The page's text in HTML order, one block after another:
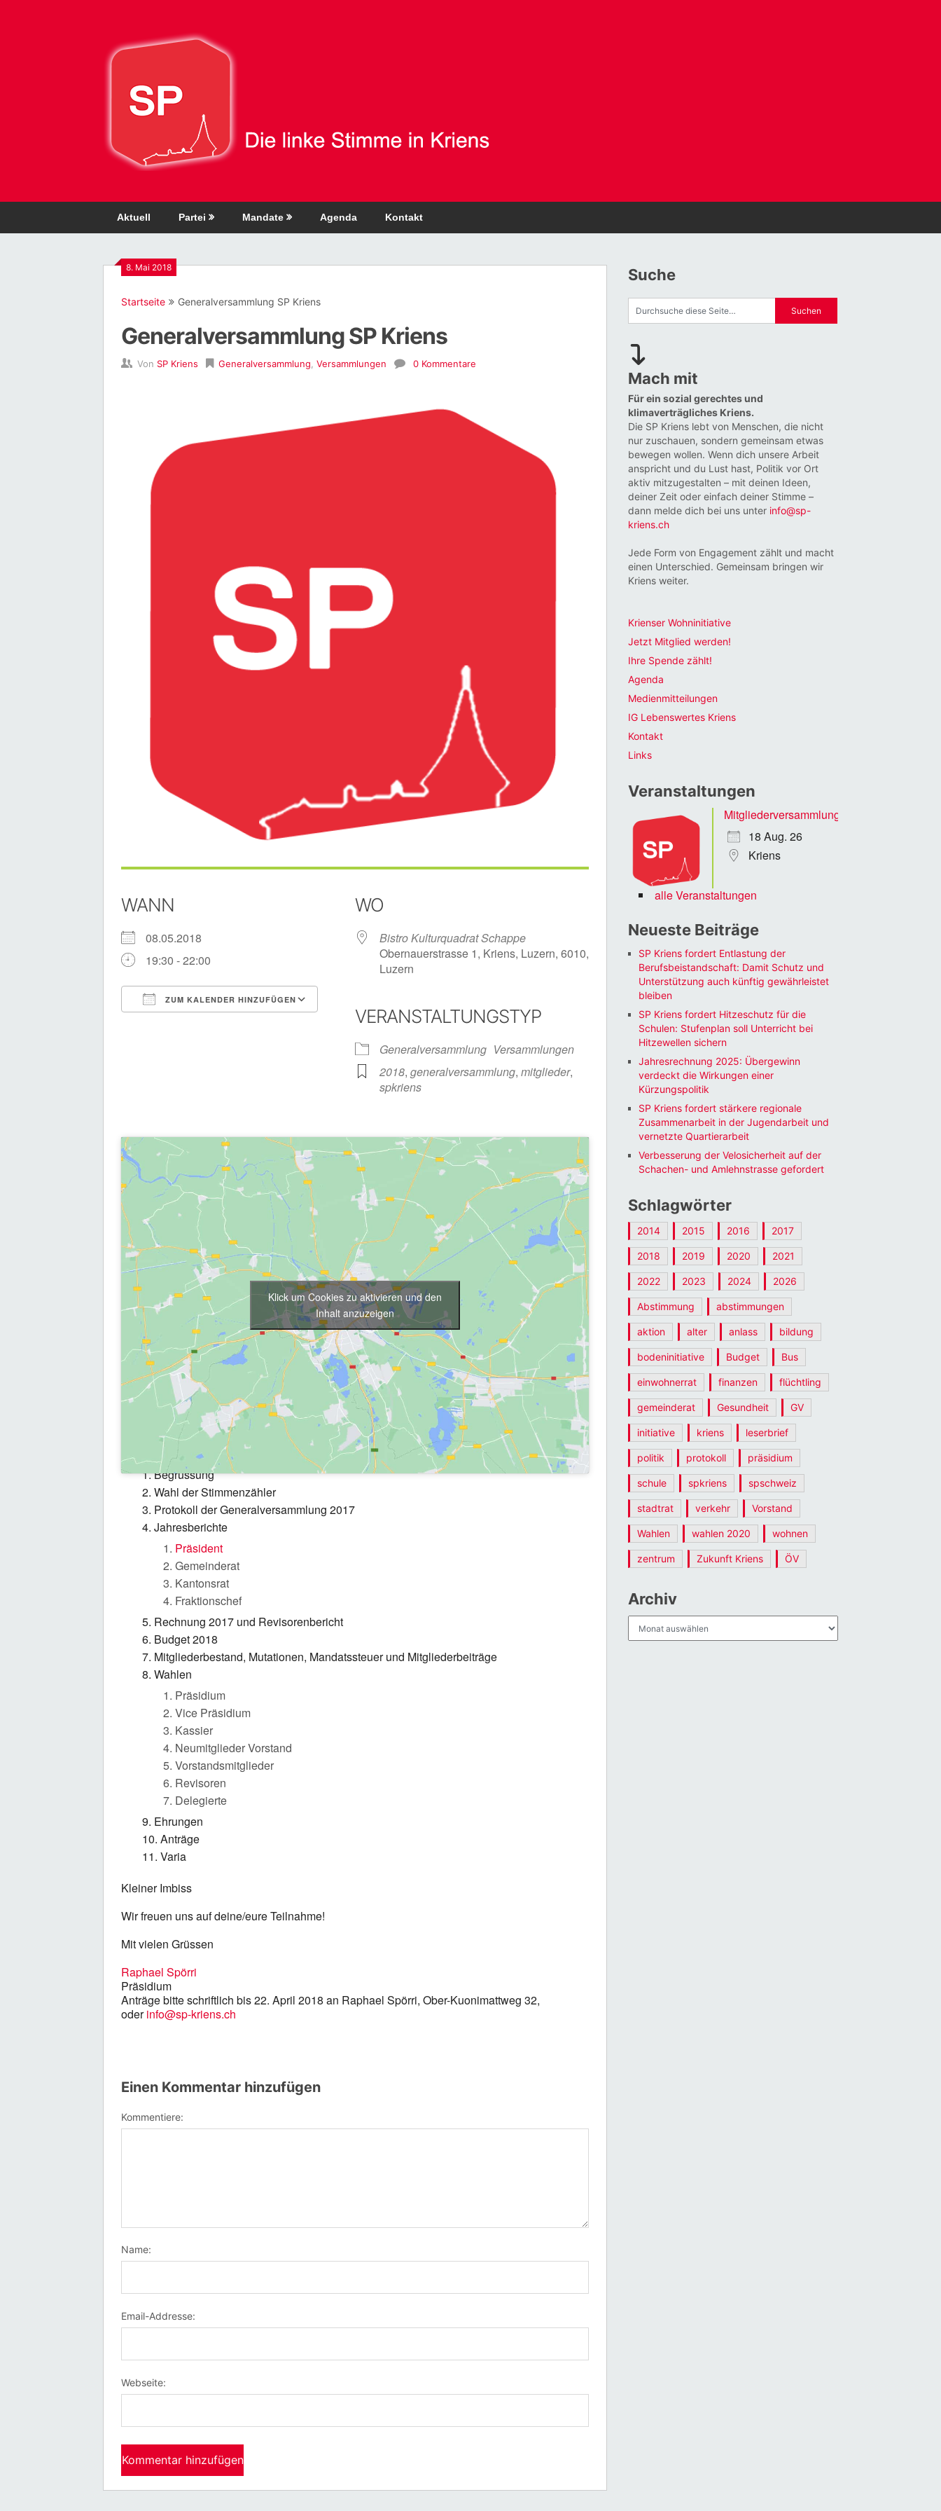
Aktuell Partei Mandate Agenda Kontakt
8. Mai 2018
Startseite Generalversammlung SP Kriens
Generalversammlung SP Kriens
Von SP Kriens Generalversammlung Versammlungen 0 Kommentare
WANN
08.05.2018
19:30 - 22:00
ZUM KALENDER HINZUFÜGEN
Google Kalender iCalendar Office 365
WO
Bistro Kulturquadrat Schappe
Obernauerstrasse 1, Kriens, Luzern, 6010,
Luzern
VERANSTALTUNGSTYP
Generalversammlung Versammlungen
2018, generalversammlung, mitglieder,
spkriens
Klick um Cookies zu aktivieren und den
Inhalt anzuzeigen
Generalversammlung SP Kriens
Dienstag 08.Mai 2018 19.30 – 22.00 Uhr Bistro Schappe Süd (Kulturquadrat)
Traktanden
Begrüssung
Wahl der Stimmenzähler
Protokoll der Generalversammlung 2017
Jahresberichte
Präsident
Gemeinderat
Kantonsrat
Fraktionschef
Rechnung 2017 und Revisorenbericht
Budget 2018
Mitgliederbestand, Mutationen, Mandatssteuer und Mitgliederbeiträge
Wahlen
Präsidium
Vice Präsidium
Kassier
Neumitglieder Vorstand
Vorstandsmitglieder
Revisoren
Delegierte
Ehrungen
Anträge
Varia
Kleiner Imbiss
Wir freuen uns auf deine/eure Teilnahme!
Mit vielen Grüssen
Raphael Spörri
Präsidium
Anträge bitte schriftlich bis 22. April 2018 an Raphael Spörri, Ober-Kuonimattweg 32,
oderinfo@sp-kriens.ch
Einen Kommentar hinzufügen
Kommentiere:
Name:
Email-Addresse:
Webseite:
Suche
Mach mit
Für ein sozial gerechtes und
klimaverträgliches Kriens.
Die SP Kriens lebt von Menschen, die nicht
nur zuschauen, sondern gemeinsam etwas
bewegen wollen. Wenn dich unsere Arbeit
anspricht und du Lust hast, Politik vor Ort
aktiv mitzugestalten – mit deinen Ideen,
deiner Zeit oder einfach deiner Stimme –
dann melde dich bei uns unter info@sp-
kriens.ch
Jede Form von Engagement zählt und macht
einen Unterschied. Gemeinsam bringen wir
Kriens weiter.
Krienser Wohninitiative
Jetzt Mitglied werden!
Ihre Spende zählt!
Agenda
Medienmitteilungen
IG Lebenswertes Kriens
Kontakt
Links
Veranstaltungen
Mitgliederversammlung
18 Aug. 26
Kriens
alle Veranstaltungen
Neueste Beiträge
SP Kriens fordert Entlastung der
Berufsbeistandschaft: Damit Schutz und
Unterstützung auch künftig gewährleistet
bleiben
SP Kriens fordert Hitzeschutz für die
Schulen: Stufenplan soll Unterricht bei
Hitzewellen sichern
Jahresrechnung 2025: Übergewinn
verdeckt die Wirkungen einer
Kürzungspolitik
SP Kriens fordert stärkere regionale
Zusammenarbeit in der Jugendarbeit und
vernetzte Quartierarbeit
Verbesserung der Velosicherheit auf der
Schachen- und Amlehnstrasse gefordert
Schlagwörter
2014 2015 2016 2017
2018 2019 2020 2021
2022 2023 2024 2026
Abstimmung abstimmungen
aktion alter anlass bildung
bodeninitiative Budget Bus
einwohnerrat finanzen flüchtling
gemeinderat Gesundheit GV
initiative kriens leserbrief
politik protokoll präsidium
schule spkriens spschweiz
stadtrat verkehr Vorstand
Wahlen wahlen 2020 wohnen
zentrum Zukunft Kriens ÖV
Archiv